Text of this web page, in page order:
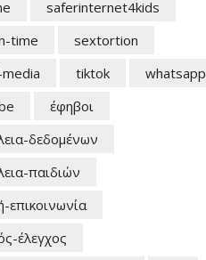
saferinternet4kids
time
sextortion
tiktok
whatsapp
έφηβοι
δεδομένων
παιδιών
επικοινωνία
έλεγχος